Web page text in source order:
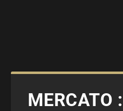
MERCATO